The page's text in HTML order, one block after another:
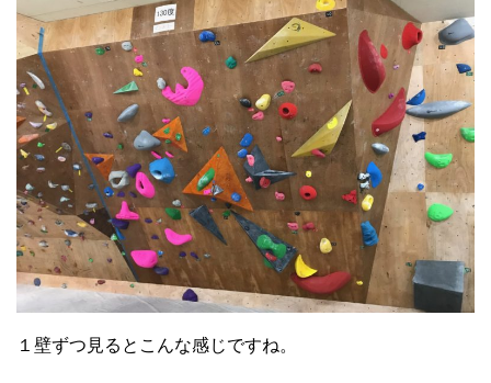
１壁ずつ見るとこんな感じですね。